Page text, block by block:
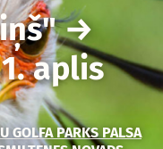
→
1. aplis
GOLFA PARKS PALSA